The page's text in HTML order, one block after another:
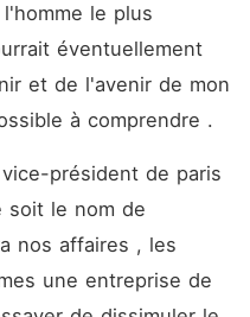
le plus
éventuellement
et de l'avenir de mon
à comprendre .
président de paris
soit le nom de
nos affaires , les
une entreprise de